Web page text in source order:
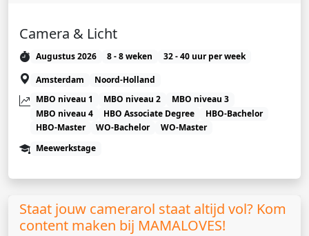
Camera & Licht
Augustus 2026 8 - 8 weken
32 - 40 uur per week
Amsterdam
Noord-Holland
MBO niveau 1
MBO niveau 2
MBO niveau 3
MBO niveau 4
HBO Associate Degree
HBO-Bachelor
HBO-Master
WO-Bachelor
WO-Master
Meewerkstage
Staat jouw camerarol staat altijd vol? Kom
content maken bij MAMALOVES!